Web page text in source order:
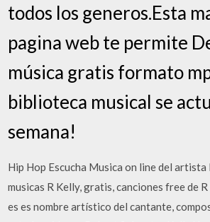
todos los generos.Esta
pagina web te permite
música gratis formato
biblioteca musical se
semana!
Hip Hop Escucha Musica on line del artista
musicas R Kelly, gratis, canciones free de
es es nombre artístico del cantante,